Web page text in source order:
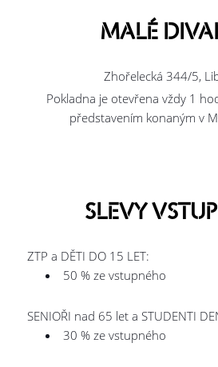
MALÉ
Zhořelecká 344/5,
Pokladna je otevřena vždy 1
představením konaným v
SLEVY
ZTP a DĚTI DO 15 LET:
50 % ze vstupného
SENIOŘI nad 65 let a STUDENTI
30 % ze vstupného